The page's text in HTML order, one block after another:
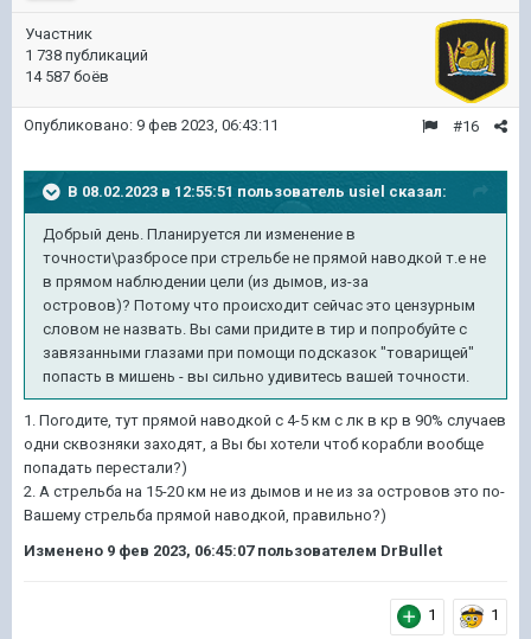
Участник
1 738 публикаций
14 587 боёв
#16
Опубликовано: 9 фев 2023, 06:43:11
В 08.02.2023 в 12:55:51 пользователь usiel сказал:
Добрый день. Планируется ли изменение в
точности\разбросе при стрельбе не прямой наводкой т.е не
в прямом наблюдении цели (из дымов, из-за
островов)? Потому что происходит сейчас это цензурным
словом не назвать. Вы сами придите в тир и попробуйте с
завязанными глазами при помощи подсказок "товарищей"
попасть в мишень - вы сильно удивитесь вашей точности.
1. Погодите, тут прямой наводкой с 4-5 км с лк в кр в 90% случаев
одни сквозняки заходят, а Вы бы хотели чтоб корабли вообще
попадать перестали?)
2. А стрельба на 15-20 км не из дымов и не из за островов это по-
Вашему стрельба прямой наводкой, правильно?)
Изменено 9 фев 2023, 06:45:07пользователем DrBullet
1 1